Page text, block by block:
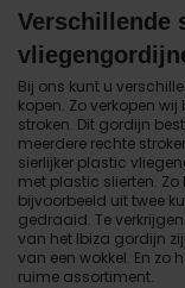
Verschillende
Bij ons kunt u
kopen. Zo verkopen
stroken. Dit gordijn
meerdere rechte
sierlijker plastic
met plastic slierten.
bijvoorbeeld uit twee
gedraaid. Te
van het Ibiza gordijn
van een wokkel. En zo
ruime assortiment.